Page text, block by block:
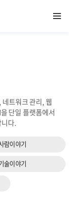
열기
트워크 관리, 웹
단일 플랫폼에서
다.
람이야기
술이야기